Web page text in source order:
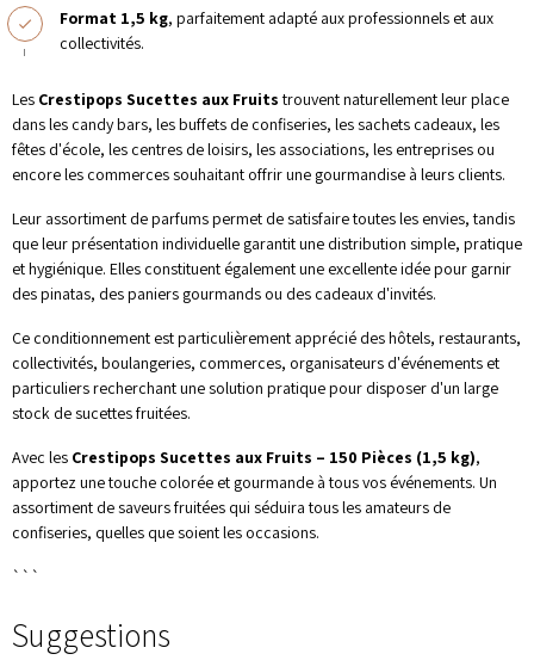
Format 1,5 kg, parfaitement adapté aux professionnels et aux
collectivités.
Les Crestipops Sucettes aux Fruitstrouvent naturellement leur place
dans les candy bars, les buffets de confiseries, les sachets cadeaux, les
fêtes d'école, les centres de loisirs, les associations, les entreprises ou
encore les commerces souhaitant offrir une gourmandise à leurs clients.
Leur assortiment de parfums permet de satisfaire toutes les envies, tandis
que leur présentation individuelle garantit une distribution simple, pratique
et hygiénique. Elles constituent également une excellente idée pour garnir
des pinatas, des paniers gourmands ou des cadeaux d'invités.
Ce conditionnement est particulièrement apprécié des hôtels, restaurants,
collectivités, boulangeries, commerces, organisateurs d'événements et
particuliers recherchant une solution pratique pour disposer d'un large
stock de sucettes fruitées.
Avec les Crestipops Sucettes aux Fruits – 150 Pièces (1,5 kg),
apportez une touche colorée et gourmande à tous vos événements. Un
assortiment de saveurs fruitées qui séduira tous les amateurs de
confiseries, quelles que soient les occasions.
```
Suggestions